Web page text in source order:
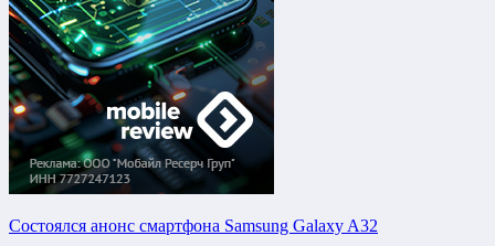
Состоялся анонс смартфона Samsung Galaxy A32